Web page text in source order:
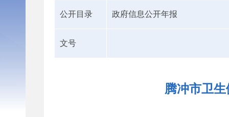
公开目录 政府信息公开年报
文号
腾冲市卫